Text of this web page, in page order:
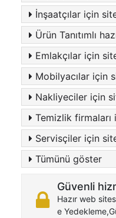
İnşaatçılar için
Ürün Tanıtımlı
Emlakçılar için
Mobilyacılar için
Nakliyeciler için
Temizlik firmaları
Servisçiler için
Tümünü göster
Güvenli
Hazır web
e